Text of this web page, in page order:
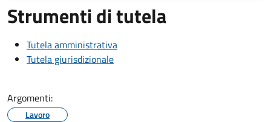
Strumenti di tutela
Tutela amministrativa
Tutela giurisdizionale
Argomenti:
Lavoro